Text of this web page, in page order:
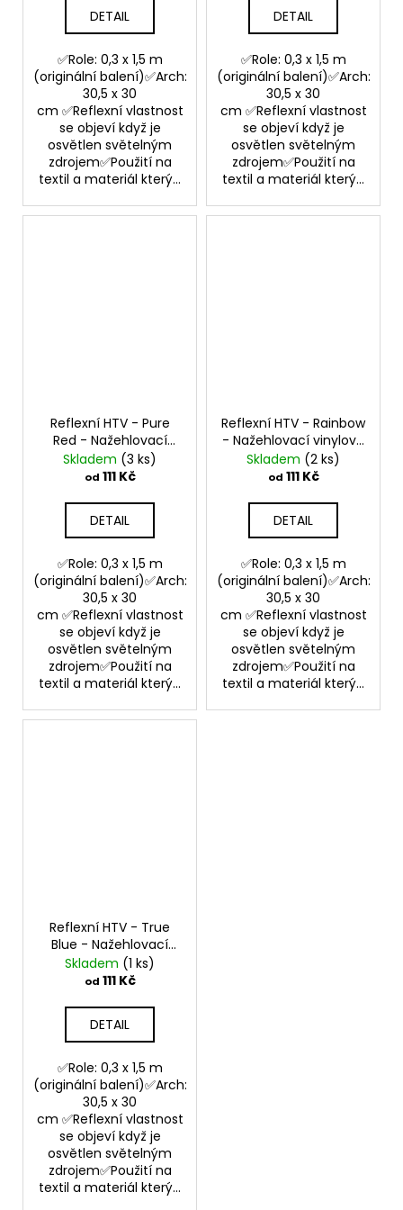
DETAIL
✅Role: 0,3 x 1,5 m
(originální balení)✅Arch:
30,5 x 30
cm ✅Reflexní vlastnost
se objeví když je
osvětlen světelným
zdrojem✅Použití na
textil a materiál který...
DETAIL
✅Role: 0,3 x 1,5 m
(originální balení)✅Arch:
30,5 x 30
cm ✅Reflexní vlastnost
se objeví když je
osvětlen světelným
zdrojem✅Použití na
textil a materiál který...
Reflexní HTV - Pure
Red - Nažehlovací
vinylová folie
Skladem (3 ks)
od 111 Kč
DETAIL
✅Role: 0,3 x 1,5 m
(originální balení)✅Arch:
30,5 x 30
cm ✅Reflexní vlastnost
se objeví když je
osvětlen světelným
zdrojem✅Použití na
textil a materiál který...
Reflexní HTV - Rainbow
- Nažehlovací vinylová
folie
Skladem (2 ks)
od 111 Kč
DETAIL
✅Role: 0,3 x 1,5 m
(originální balení)✅Arch:
30,5 x 30
cm ✅Reflexní vlastnost
se objeví když je
osvětlen světelným
zdrojem✅Použití na
textil a materiál který...
Reflexní HTV - True
Blue - Nažehlovací
vinylová folie
Skladem (1 ks)
od 111 Kč
DETAIL
✅Role: 0,3 x 1,5 m
(originální balení)✅Arch:
30,5 x 30
cm ✅Reflexní vlastnost
se objeví když je
osvětlen světelným
zdrojem✅Použití na
textil a materiál který...